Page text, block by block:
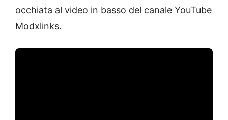
occhiata al video in basso del canale YouTube
Modxlinks.